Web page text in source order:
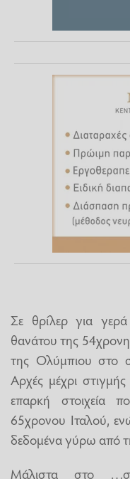
Σε θρίλερ για
θανάτου της
της Ολύμπιου στο
Αρχές μέχρι
επαρκή στοιχεία
65χρονου Ιταλού,
δεδομένα γύρω από
Μάλιστα στο